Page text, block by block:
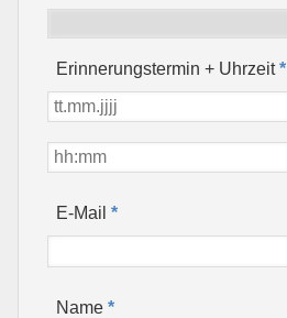
Erinnerungstermin + Uhrzeit*
E-Mail*
Name*